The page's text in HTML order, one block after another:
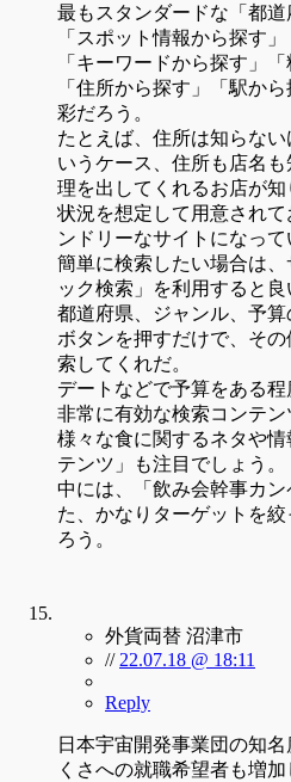
最もスタンダードな「都道
「スポット情報から探す
「キーワードから探す」
「住所から探す」「駅か
彩だろう。
たとえば、住所は知らな
いうケース、住所も店名
理を出してくれるお店が
状況を想定して用意され
ンドリーなサイトになって
簡単に検索したい場合は
ック検索」を利用すると良
都道府県、ジャンル、予
ボタンを押すだけで、そ
索してくれだ。
デートなどで予算をある程
非常に有効な検索コンテン
様々な食に関するネタや
テンツ」も注目でしょう。
中には、「飲み会幹事カ
た、かなりターゲットを
ろう。
外貨両替 沼津市
// 22.07.18 @ 18:11
Reply
日本宇宙開発事業団の知
くさへの就職希望者も増加